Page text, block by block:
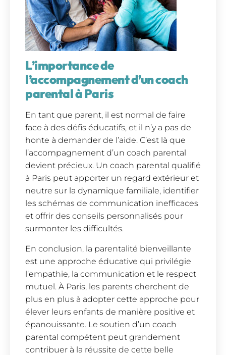
L’importance de
l’accompagnement d’un coach
parental à Paris
En tant que parent, il est normal de faire
face à des défis éducatifs, et il n’y a pas de
honte à demander de l’aide. C’est là que
l’accompagnement d’un coach parental
devient précieux. Un coach parental qualifié
à Paris peut apporter un regard extérieur et
neutre sur la dynamique familiale, identifier
les schémas de communication inefficaces
et offrir des conseils personnalisés pour
surmonter les difficultés.
En conclusion, la parentalité bienveillante
est une approche éducative qui privilégie
l’empathie, la communication et le respect
mutuel. À Paris, les parents cherchent de
plus en plus à adopter cette approche pour
élever leurs enfants de manière positive et
épanouissante. Le soutien d’un coach
parental compétent peut grandement
contribuer à la réussite de cette belle